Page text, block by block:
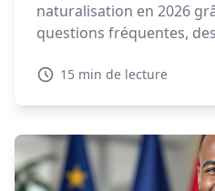
naturalisation en 2026
questions fréquentes,
15 min de lecture